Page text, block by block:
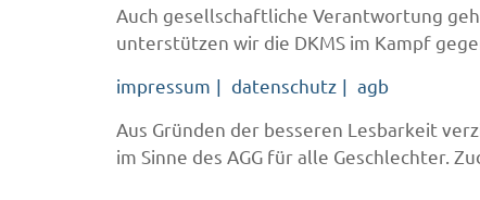
Auch gesellschaftliche Verantwortung
unterstützen wir die DKMS im Kampf
impressum
datenschutz agb
Aus Gründen der besseren Lesbarkeit
im Sinne des AGG für alle Geschlechter.